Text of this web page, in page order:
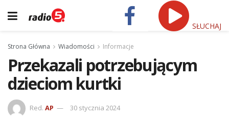
SŁUCHAJ
Strona Główna Wiadomości Informacje
Przekazali potrzebującym
dzieciom kurtki
Red. AP 30 stycznia 2024